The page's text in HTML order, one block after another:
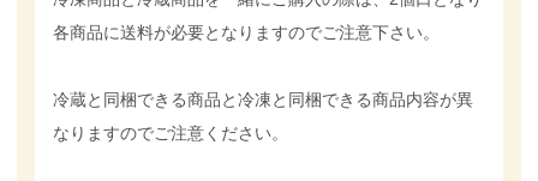
各商品に送料が必要となりますのでご注意下さい。
冷蔵と同梱できる商品と冷凍と同梱できる商品内容が異
なりますのでご注意ください。